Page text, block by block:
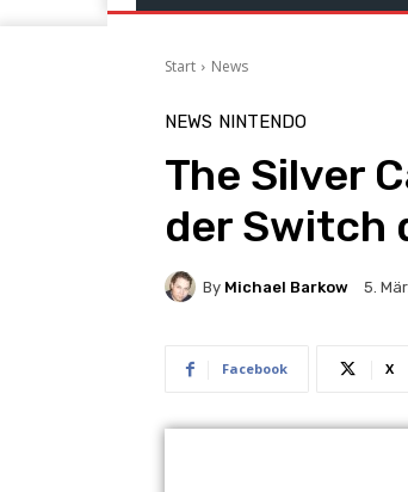
Start News
NEWS NINTENDO
The Silver
der Switch
By Michael Barkow 5.
Facebook X